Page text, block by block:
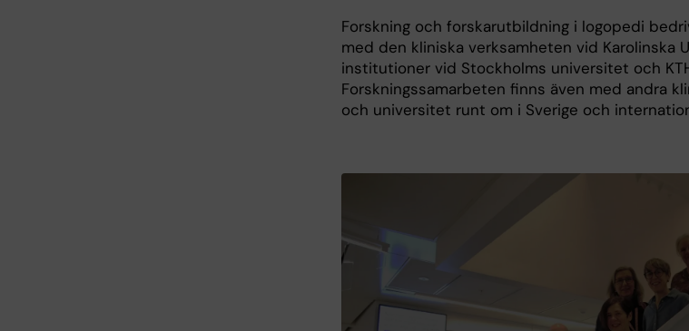
Forskning och forskarutbildning i logopedi
med den kliniska verksamheten vid Karolinska
institutioner vid Stockholms universitet och
Forskningssamarbeten finns även med andra
och universitet runt om i Sverige och